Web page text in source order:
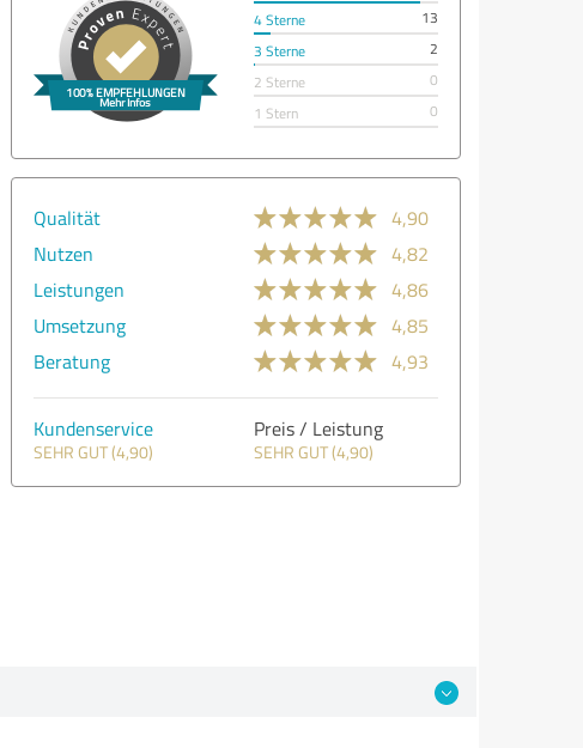
4 Sterne
13
3 Sterne
2
2 Sterne
0
1 Stern
0
Qualität
4,90
Nutzen
4,82
Leistungen
4,86
Umsetzung
4,85
Beratung
4,93
Kundenservice
SEHR GUT (4,90)
Preis / Leistung
SEHR GUT (4,90)